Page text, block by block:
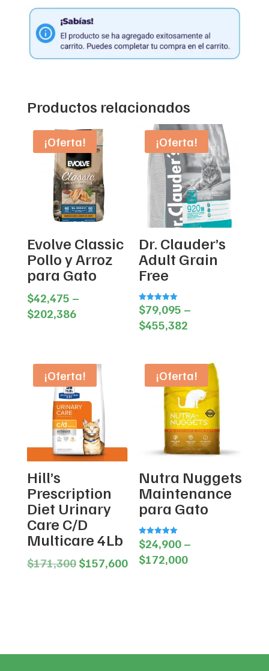
Productos relacionados
¡Oferta!
Evolve Classic
Pollo y Arroz
para Gato
$42,475 –
$202,386Price
$202,386
¡Oferta!
Dr. Clauder’s
Adult Grain
Free
Valorado en
5.00
de 5
$79,095 –
$455,382
through
$455,382
¡Oferta!
Hill’s
Prescription
Diet Urinary
Care C/D
Multicare 4Lb
$171,300 Original
$157,600Current
¡Oferta!
Nutra Nuggets
Maintenance
para Gato
Valorado en
5.00
de 5
$24,900 –
$172,000Price